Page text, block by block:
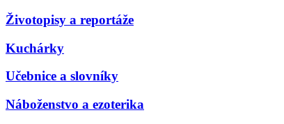
Životopisy a reportáže
Kuchárky
Učebnice a slovníky
Náboženstvo a ezoterika